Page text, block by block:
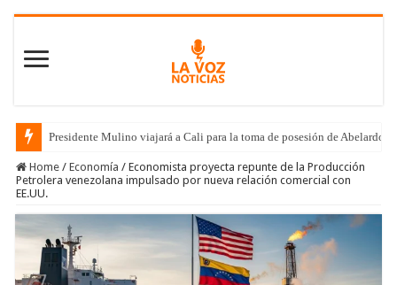
Presidente Mulino viajará a Cali para la toma de posesión de Abelardo
Home / Economía / Economista proyecta repunte de la Producción
Petrolera venezolana impulsado por nueva relación comercial con
EE.UU.